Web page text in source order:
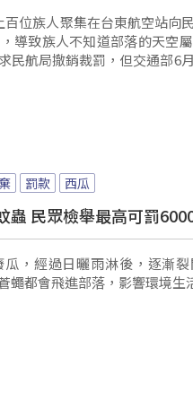
位族人聚集在台東航空站向
導致族人不知道部落的天空
民航局撤銷裁罰，但交通部6
罰款 西瓜
蟲 民眾檢舉最高可罰
，經過日曬雨淋後，逐漸
蠅都會飛進部落，影響環境生